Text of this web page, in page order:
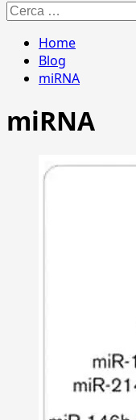
Ricerca
per:
Home
Blog
miRNA
miRNA